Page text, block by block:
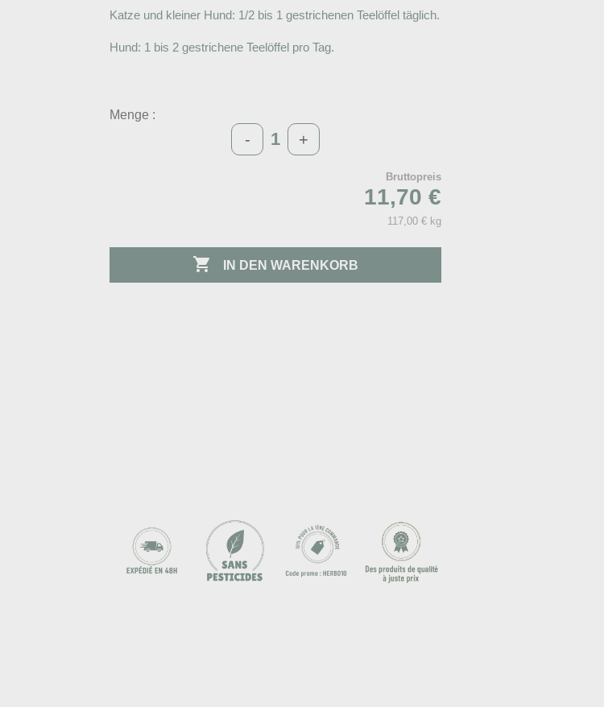
Katze und kleiner Hund: 1/2 bis 1 gestrichenen Teelöffel täglich.
Hund: 1 bis 2 gestrichene Teelöffel pro Tag.
Menge :
- +
Bruttopreis
11,70 €
117,00 € kg
 IN DEN WARENKORB